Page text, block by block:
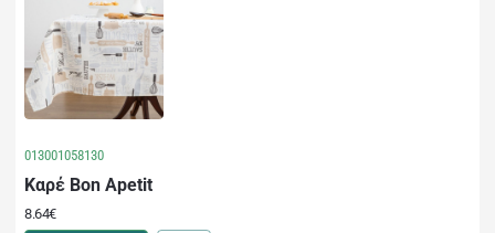
013001058130
Καρέ Bon Apetit
8.64€